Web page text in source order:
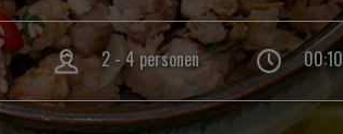
2 - 4 personen 00:10